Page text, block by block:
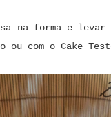
na forma e
ou com o Cake